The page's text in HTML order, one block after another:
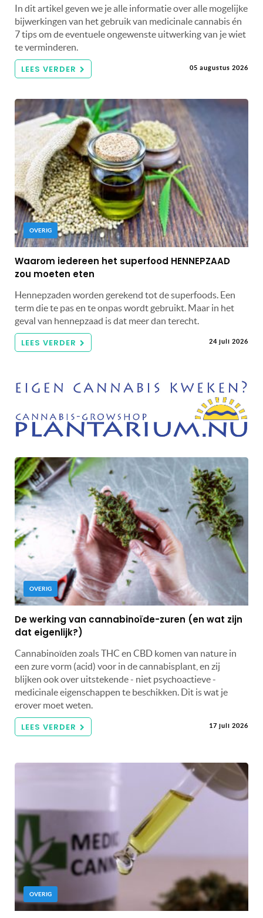
In dit artikel geven we je alle informatie over alle mogelijke
bijwerkingen van het gebruik van medicinale cannabis én
7 tips om de eventuele ongewenste uitwerking van je wiet
te verminderen.
LEES VERDER 05 augustus 2026
OVERIG
Waarom iedereen het superfood HENNEPZAAD
zou moeten eten
Hennepzaden worden gerekend tot de superfoods. Een
term die te pas en te onpas wordt gebruikt. Maar in het
geval van hennepzaad is dat meer dan terecht.
LEES VERDER 24 juli 2026
OVERIG
De werking van cannabinoïde-zuren (en wat zijn
dat eigenlijk?)
Cannabinoïden zoals THC en CBD komen van nature in
een zure vorm (acid) voor in de cannabisplant, en zij
blijken ook over uitstekende - niet psychoactieve -
medicinale eigenschappen te beschikken. Dit is wat je
erover moet weten.
LEES VERDER 17 juli 2026
OVERIG